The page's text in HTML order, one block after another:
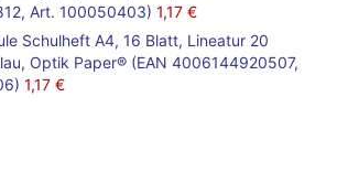
Art. 100050403) 1,17 €
Schulheft A4, 16 Blatt, Lineatur 20
Optik Paper® (EAN 4006144920507,
1,17 €